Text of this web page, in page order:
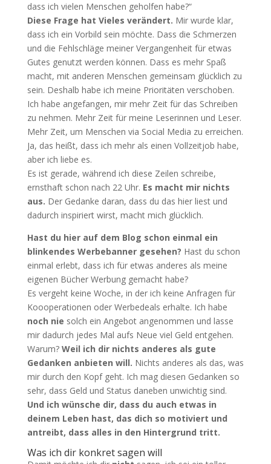
dass ich vielen Menschen geholfen habe?“
Diese Frage hat Vieles verändert. Mir wurde klar,
dass ich ein Vorbild sein möchte. Dass die Schmerzen
und die Fehlschläge meiner Vergangenheit für etwas
Gutes genutzt werden können. Dass es mehr Spaß
macht, mit anderen Menschen gemeinsam glücklich zu
sein. Deshalb habe ich meine Prioritäten verschoben.
Ich habe angefangen, mir mehr Zeit für das Schreiben
zu nehmen. Mehr Zeit für meine Leserinnen und Leser.
Mehr Zeit, um Menschen via Social Media zu erreichen.
Ja, das heißt, dass ich mehr als einen Vollzeitjob habe,
aber ich liebe es.
Es ist gerade, während ich diese Zeilen schreibe,
ernsthaft schon nach 22 Uhr. Es macht mir nichts
aus. Der Gedanke daran, dass du das hier liest und
dadurch inspiriert wirst, macht mich glücklich.
Hast du hier auf dem Blog schon einmal ein
blinkendes Werbebanner gesehen? Hast du schon
einmal erlebt, dass ich für etwas anderes als meine
eigenen Bücher Werbung gemacht habe?
Es vergeht keine Woche, in der ich keine Anfragen für
Koooperationen oder Werbedeals erhalte. Ich habe
noch nie solch ein Angebot angenommen und lasse
mir dadurch jedes Mal aufs Neue viel Geld entgehen.
Warum? Weil ich dir nichts anderes als gute
Gedanken anbieten will. Nichts anderes als das, was
mir durch den Kopf geht. Ich mag diesen Gedanken so
sehr, dass Geld und Status daneben unwichtig sind.
Und ich wünsche dir, dass du auch etwas in
deinem Leben hast, das dich so motiviert und
antreibt, dass alles in den Hintergrund tritt.
Was ich dir konkret sagen will